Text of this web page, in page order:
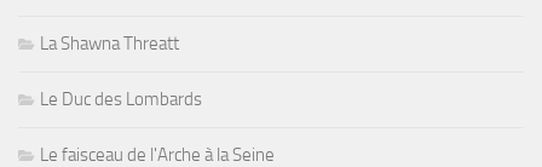
La Shawna Threatt
Le Duc des Lombards
Le faisceau de l'Arche à la Seine